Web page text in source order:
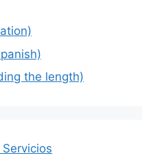
the length)